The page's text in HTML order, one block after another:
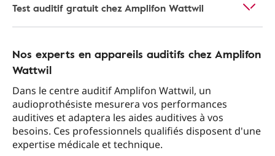
Test auditif gratuit chez Amplifon Wattwil
Nos experts en appareils auditifs chez Amplifon
Wattwil
Dans le centre auditif Amplifon Wattwil, un
audioprothésiste mesurera vos performances
auditives et adaptera les aides auditives à vos
besoins. Ces professionnels qualifiés disposent d'une
expertise médicale et technique.